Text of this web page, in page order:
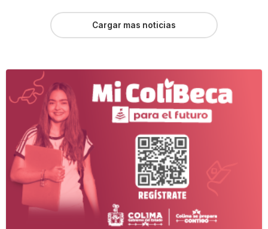
Cargar mas noticias